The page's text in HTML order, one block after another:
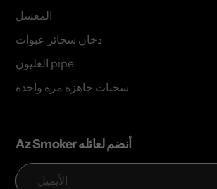
المعسل
دخان سجائر عبوات
الغليون pipe
سحبات جاهزه مره واحده
Az Smoker أنضم لعائله